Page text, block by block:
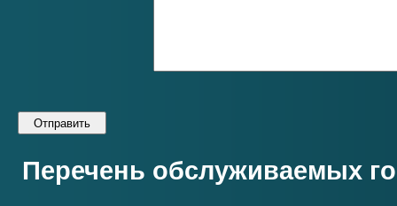
Перечень обслуживаемых